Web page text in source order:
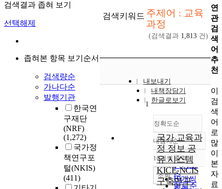
검색결과 좁혀 보기
선택해제
좁혀본 항목 보기순서
검색량순
가나다순
발행기관
한국연
구재단
(NRF)
(1,272)
국가정
책연구포
털(NKIS)
(411)
검색키워드 주제어 : 교육
과정
(검색결과 1,813 건)
내보내기
내책장담기
한글로보기
정확도순
정확도
순
인기도
순
연도순
내림차순
내림차순
10개씩 출력
10개씩
조회
1
국가 교육과
정 정보 공
유 시스템
KICE-NCIS
구축연구:
연
관
검
색
어
추
천
이
검
색
어
로
많
이
본
자
료